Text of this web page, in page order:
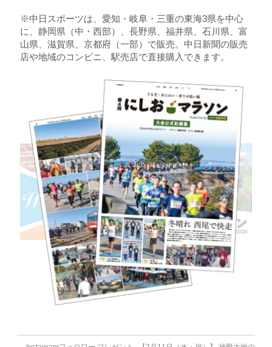
※中日スポーツは、愛知・岐阜・三重の東海3県を中心
に、静岡県（中・西部）、長野県、福井県、石川県、富
山県、滋賀県、京都府（一部）で販売。中日新聞の販売
店や地域のコンビニ、駅売店で直接購入できます。